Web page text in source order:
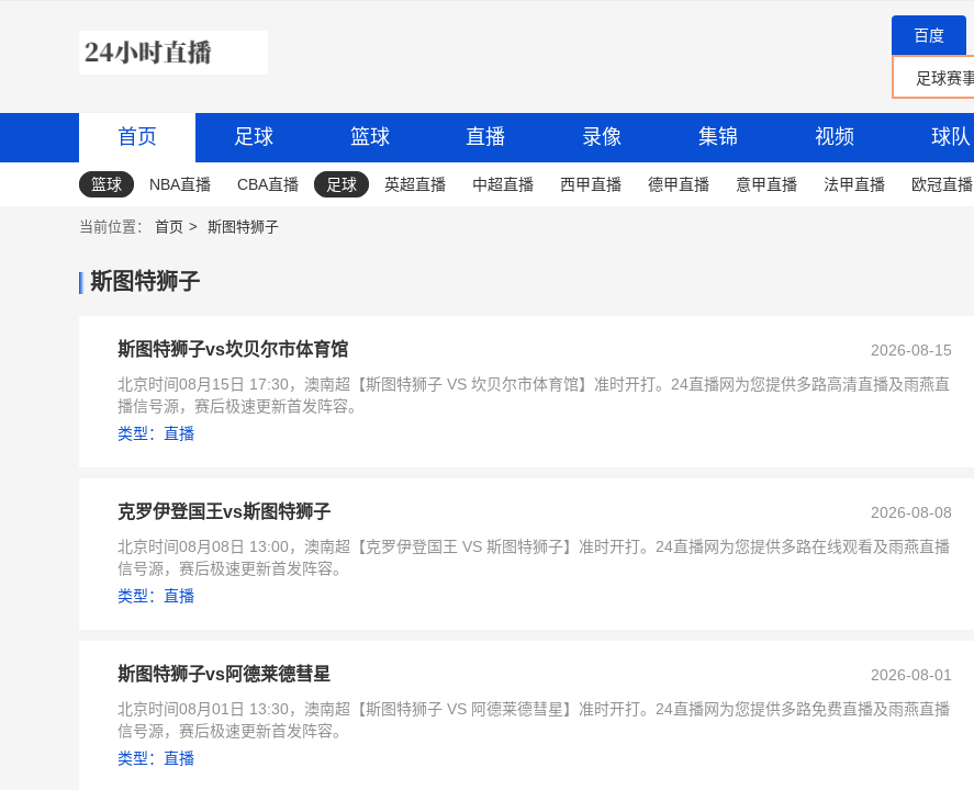
百度
首页 足球 篮球 直播 录像 集锦 视频 球队
篮球 NBA直播 CBA直播 足球 英超直播 中超直播 西甲直播 德甲直播 意甲直播 法甲直播 欧冠直播
当前位置： 首页 斯图特狮子
斯图特狮子
斯图特狮子vs坎贝尔市体育馆
2026-08-15
北京时间08月15日 17:30，澳南超【斯图特狮子 VS 坎贝尔市体育馆】准时开打。24直播网为您提供多路高清直播及雨燕直
播信号源，赛后极速更新首发阵容。
类型：直播
克罗伊登国王vs斯图特狮子
2026-08-08
北京时间08月08日 13:00，澳南超【克罗伊登国王 VS 斯图特狮子】准时开打。24直播网为您提供多路在线观看及雨燕直播
信号源，赛后极速更新首发阵容。
类型：直播
斯图特狮子vs阿德莱德彗星
2026-08-01
北京时间08月01日 13:30，澳南超【斯图特狮子 VS 阿德莱德彗星】准时开打。24直播网为您提供多路免费直播及雨燕直播
信号源，赛后极速更新首发阵容。
类型：直播